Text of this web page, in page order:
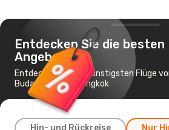
Entdecken Sie die besten
Angebote
Entdecken Sie die günstigsten Flüge
Budapest nach Bangkok
Hin- und Rückreise Nur